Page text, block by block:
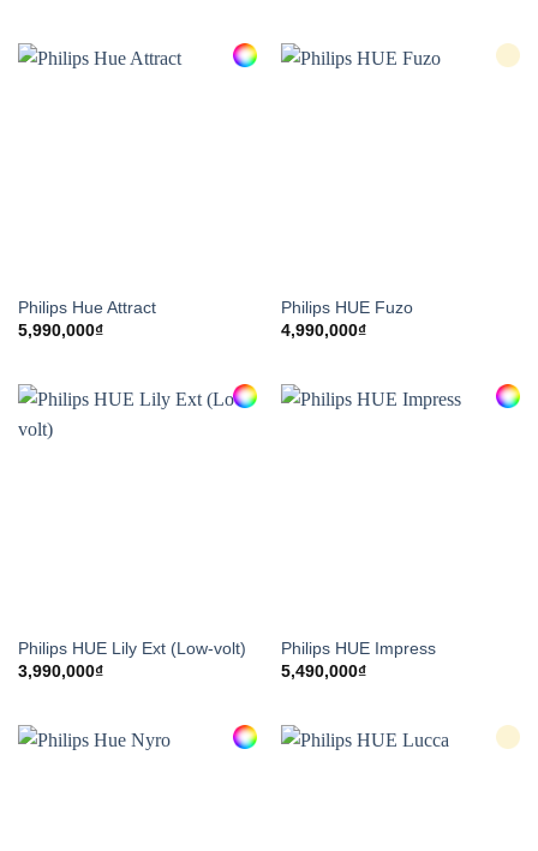
Philips Hue Attract
5,990,000₫
Philips HUE Fuzo
4,990,000₫
Philips HUE Lily Ext (Low-volt)
3,990,000₫
Philips HUE Impress
5,490,000₫